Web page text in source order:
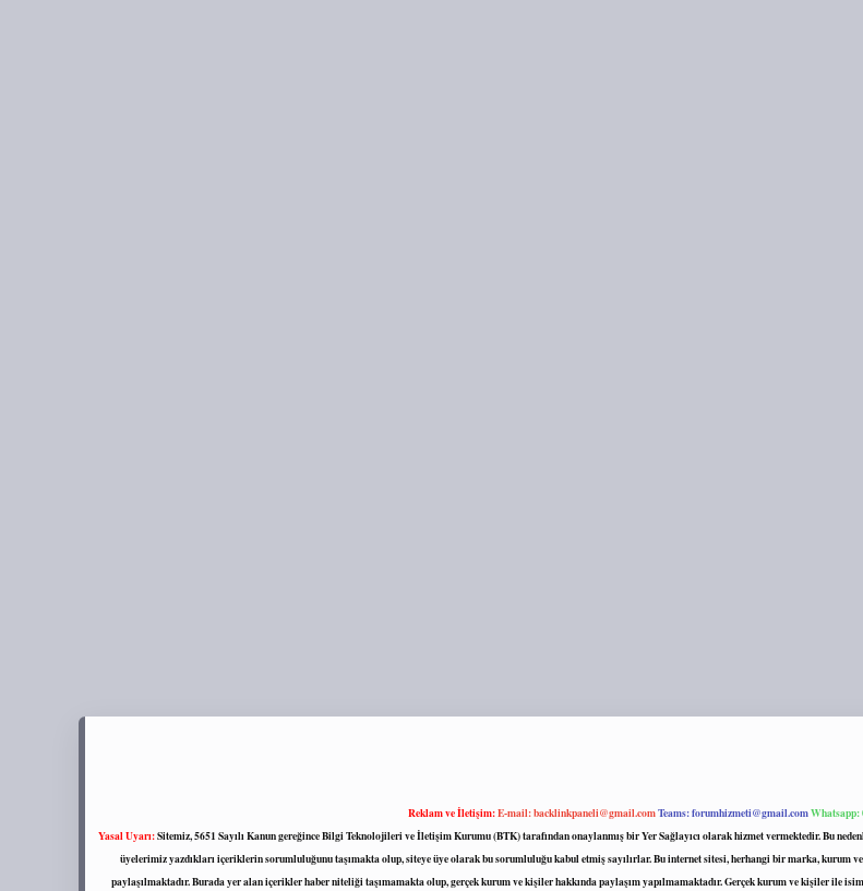
Reklam ve İletişim:E-mail:backlinkpaneli@gmail.comTeams:forumhizmeti@gmail.comWhatsapp:
Yasal Uyarı:Sitemiz, 5651 Sayılı Kanun gereğince Bilgi Teknolojileri ve İletişim Kurumu (BTK) tarafından onaylanmış bir Yer Sağlayıcı olarak hizmet vermektedir. Bu
üyelerimiz yazdıkları içeriklerin sorumluluğunu taşımakta olup, siteye üye olarak bu sorumluluğu kabul etmiş sayılırlar. Bu internet sitesi, herhangi bir marka, kurum
paylaşılmaktadır. Burada yer alan içerikler haber niteliği taşımamakta olup, gerçek kurum ve kişiler hakkında paylaşım yapılmamaktadır. Gerçek kurum ve kişiler ile